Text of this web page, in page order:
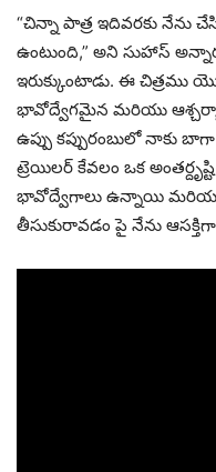
“చిన్నా పాత్ర ఇదివరకు నేను
ఉంటుంది,” అని సుహాస్
ఇరుక్కుంటాడు. ఈ
భావోద్వేగమైన మరియు
ఉప్పు కప్పురంబులో నాకు
ట్రెయిలర్ కేవలం ఒక
భావోద్వేగాలు ఉన్నాయి మరియు
తీసుకురావడం పై నేను